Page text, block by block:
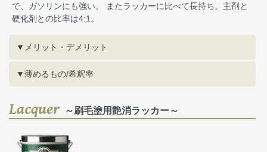
で、ガソリンにも強い。 またラッカーに比べて長持ち。主剤と
硬化剤との比率は4:1。
▼メリット・デメリット
▼薄めるもの/希釈率
Lacquer～刷毛塗用艶消ラッカー～